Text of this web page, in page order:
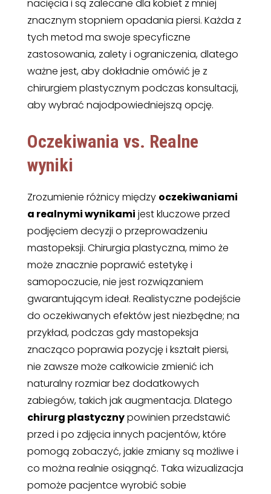
nacięcia i są zalecane dla kobiet z mniej
znacznym stopniem opadania piersi. Każda z
tych metod ma swoje specyficzne
zastosowania, zalety i ograniczenia, dlatego
ważne jest, aby dokładnie omówić je z
chirurgiem plastycznym podczas konsultacji,
aby wybrać najodpowiedniejszą opcję.
Oczekiwania vs. Realne
wyniki
Zrozumienie różnicy między oczekiwaniami
a realnymi wynikami jest kluczowe przed
podjęciem decyzji o przeprowadzeniu
mastopeksji. Chirurgia plastyczna, mimo że
może znacznie poprawić estetykę i
samopoczucie, nie jest rozwiązaniem
gwarantującym ideał. Realistyczne podejście
do oczekiwanych efektów jest niezbędne; na
przykład, podczas gdy mastopeksja
znacząco poprawia pozycję i kształt piersi,
nie zawsze może całkowicie zmienić ich
naturalny rozmiar bez dodatkowych
zabiegów, takich jak augmentacja. Dlatego
chirurg plastycznypowinien przedstawić
przed i po zdjęcia innych pacjentów, które
pomogą zobaczyć, jakie zmiany są możliwe i
co można realnie osiągnąć. Taka wizualizacja
pomoże pacjentce wyrobić sobie